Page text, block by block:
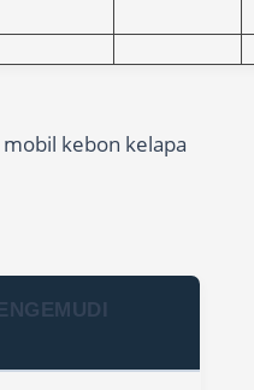
kebon kelapa